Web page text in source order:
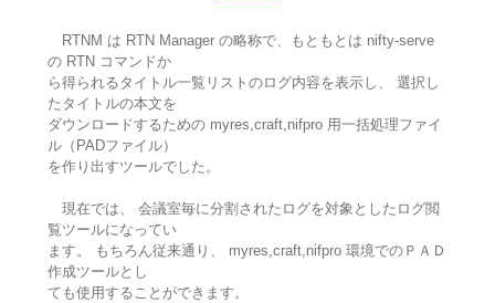
RTNM は RTN Manager の略称で、もともとは nifty-serve
の RTN コマンドか
ら得られるタイトル一覧リストのログ内容を表示し、 選択し
たタイトルの本文を
ダウンロードするための myres,craft,nifpro 用一括処理ファイ
ル（PADファイル）
を作り出すツールでした。
現在では、 会議室毎に分割されたログを対象としたログ閲
覧ツールになってい
ます。 もちろん従来通り、 myres,craft,nifpro 環境でのＰＡＤ
作成ツールとし
ても使用することができます。